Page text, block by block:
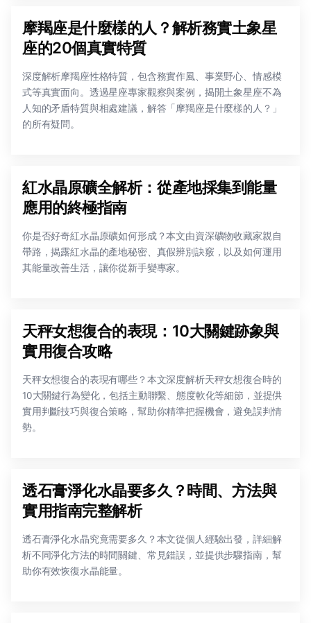
摩羯座是什麼樣的人？解析務實土象星
座的20個真實特質
深度解析摩羯座性格特質，包含務實作風、事業野心、情感模
式等真實面向。透過星座專家觀察與案例，揭開土象星座不為
人知的矛盾特質與相處建議，解答「摩羯座是什麼樣的人？」
的所有疑問。
紅水晶原礦全解析：從產地採集到能量
應用的終極指南
你是否好奇紅水晶原礦如何形成？本文由資深礦物收藏家親自
帶路，揭露紅水晶的產地秘密、真假辨別訣竅，以及如何運用
其能量改善生活，讓你從新手變專家。
天秤女想復合的表現：10大關鍵跡象與
實用復合攻略
天秤女想復合的表現有哪些？本文深度解析天秤女想復合時的
10大關鍵行為變化，包括主動聯繫、態度軟化等細節，並提供
實用判斷技巧與復合策略，幫助你精準把握機會，避免誤判情
勢。
透石膏淨化水晶要多久？時間、方法與
實用指南完整解析
透石膏淨化水晶究竟需要多久？本文從個人經驗出發，詳細解
析不同淨化方法的時間關鍵、常見錯誤，並提供步驟指南，幫
助你有效恢復水晶能量。